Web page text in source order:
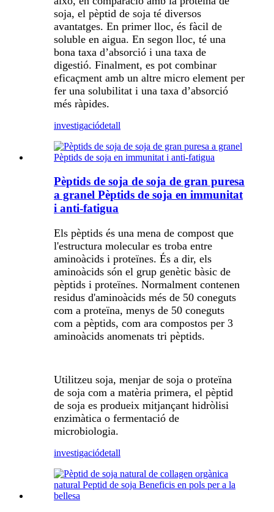
soja, el pèptid de soja té diversos
avantatges. En primer lloc, és fàcil de
soluble en aigua. En segon lloc, té una
bona taxa d’absorció i una taxa de
digestió. Finalment, es pot combinar
eficaçment amb un altre micro element per
fer una solubilitat i una taxa d’absorció
més ràpides.
investigaciódetall
Pèptids de soja de soja de gran puresa
a granel Pèptids de soja en immunitat
i anti-fatigua
Els pèptids és una mena de compost que
l'estructura molecular es troba entre
aminoàcids i proteïnes. És a dir, els
aminoàcids són el grup genètic bàsic de
pèptids i proteïnes. Normalment contenen
residus d'aminoàcids més de 50 coneguts
com a proteïna, menys de 50 coneguts
com a pèptids, com ara compostos per 3
aminoàcids anomenats tri pèptids.
Utilitzeu soja, menjar de soja o proteïna
de soja com a matèria primera, el pèptid
de soja es produeix mitjançant hidròlisi
enzimàtica o fermentació de
microbiologia.
investigaciódetall